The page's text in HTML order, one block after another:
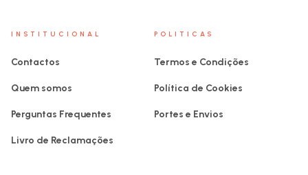
INSTITUCIONAL
Contactos
Quem somos
Perguntas Frequentes
Livro de Reclamações
POLITICAS
Termos e Condições
Política de Cookies
Portes e Envios